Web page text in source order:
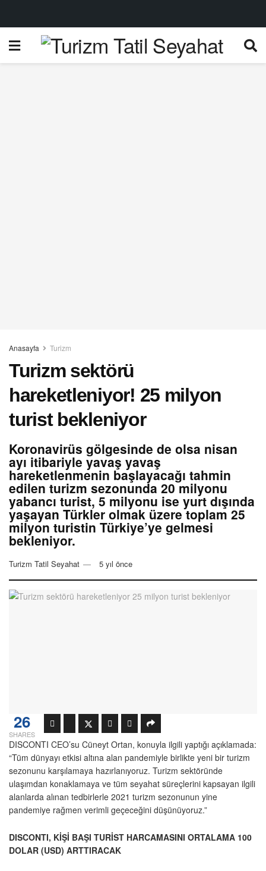
Anasayfa Turizm
Turizm sektörü
hareketleniyor! 25 milyon
turist bekleniyor
Koronavirüs gölgesinde de olsa nisan
ayı itibariyle yavaş yavaş
hareketlenmenin başlayacağı tahmin
edilen turizm sezonunda 20 milyonu
yabancı turist, 5 milyonu ise yurt dışında
yaşayan Türkler olmak üzere toplam 25
milyon turistin Türkiye’ye gelmesi
bekleniyor.
Turizm Tatil Seyahat 5 yıl önce
26
SHARES
DISCONTI CEO’su Cüneyt Ortan, konuyla ilgili yaptığı açıklamada:
“Tüm dünyayı etkisi altına alan pandemiyle birlikte yeni bir turizm
sezonunu karşılamaya hazırlanıyoruz. Turizm sektöründe
ulaşımdan konaklamaya ve tüm seyahat süreçlerini kapsayan ilgili
alanlarda alınan tedbirlerle 2021 turizm sezonunun yine
pandemiye rağmen verimli geçeceğini düşünüyoruz.”
DISCONTI, KİŞİ BAŞI TURİST HARCAMASINI ORTALAMA 100
DOLAR (USD) ARTTIRACAK